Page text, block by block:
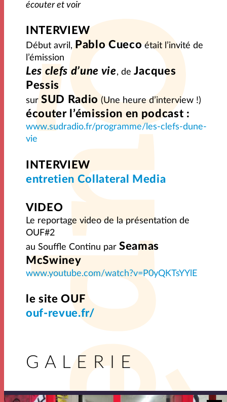
écouter et voir
INTERVIEW
Début avril, Pablo Cueco était l’invité de
l’émission
Les clefs d’une vie, de Jacques
Pessis
sur SUD Radio (Une heure d’interview !)
écouter l’émission en podcast :
www.sudradio.fr/programme/les-clefs-dune-
vie
INTERVIEW
entretien Collateral Media
VIDEO
Le reportage video de la présentation de
OUF#2
au Souffle Continu par Seamas
McSwiney
www.youtube.com/watch?v=P0yQKTsYYlE
le site OUF
ouf-revue.fr/
G A L E R I E